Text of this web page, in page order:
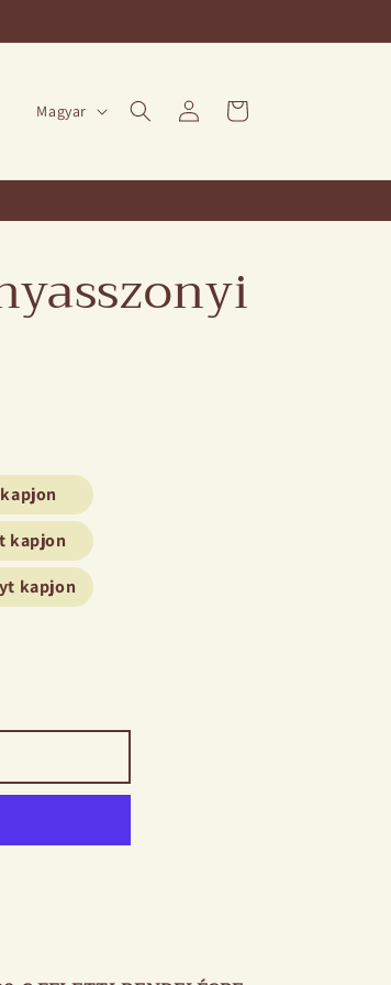
Nyelv
Magyar BejelentkezésKosár
kapjon
kapjon